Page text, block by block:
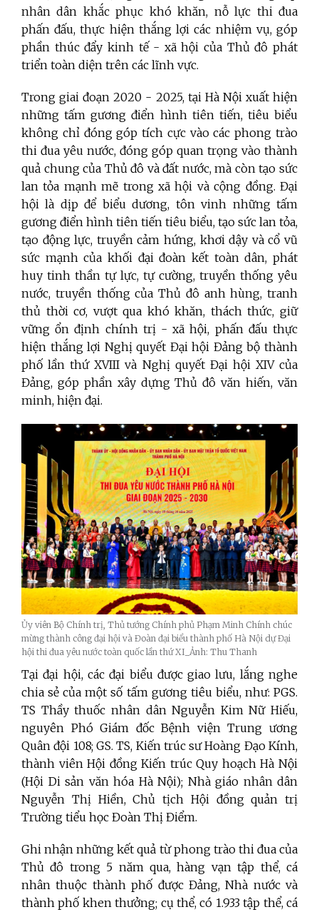
nhân dân khắc phục khó khăn, nỗ lực thi đua
phấn đấu, thực hiện thắng lợi các nhiệm vụ, góp
phần thúc đẩy kinh tế - xã hội của Thủ đô phát
triển toàn diện trên các lĩnh vực.
Trong giai đoạn 2020 - 2025, tại Hà Nội xuất hiện
những tấm gương điển hình tiên tiến, tiêu biểu
không chỉ đóng góp tích cực vào các phong trào
thi đua yêu nước, đóng góp quan trọng vào thành
quả chung của Thủ đô và đất nước, mà còn tạo sức
lan tỏa mạnh mẽ trong xã hội và cộng đồng. Đại
hội là dịp để biểu dương, tôn vinh những tấm
gương điển hình tiên tiến tiêu biểu, tạo sức lan tỏa,
tạo động lực, truyền cảm hứng, khơi dậy và cổ vũ
sức mạnh của khối đại đoàn kết toàn dân, phát
huy tinh thần tự lực, tự cường, truyền thống yêu
nước, truyền thống của Thủ đô anh hùng, tranh
thủ thời cơ, vượt qua khó khăn, thách thức, giữ
vững ổn định chính trị - xã hội, phấn đấu thực
hiện thắng lợi Nghị quyết Đại hội Đảng bộ thành
phố lần thứ XVIII và Nghị quyết Đại hội XIV của
Đảng, góp phần xây dựng Thủ đô văn hiến, văn
minh, hiện đại.
Ủy viên Bộ Chính trị, Thủ tướng Chính phủ Phạm Minh Chính chúc
mừng thành công đại hội và Đoàn đại biểu thành phố Hà Nội dự Đại
hội thi đua yêu nước toàn quốc lần thứ XI_Ảnh: Thu Thanh
Tại đại hội, các đại biểu được giao lưu, lắng nghe
chia sẻ của một số tấm gương tiêu biểu, như: PGS.
TS Thầy thuốc nhân dân Nguyễn Kim Nữ Hiếu,
nguyên Phó Giám đốc Bệnh viện Trung ương
Quân đội 108; GS. TS, Kiến trúc sư Hoàng Đạo Kính,
thành viên Hội đồng Kiến trúc Quy hoạch Hà Nội
(Hội Di sản văn hóa Hà Nội); Nhà giáo nhân dân
Nguyễn Thị Hiền, Chủ tịch Hội đồng quản trị
Trường tiểu học Đoàn Thị Điểm.
Ghi nhận những kết quả từ phong trào thi đua của
Thủ đô trong 5 năm qua, hàng vạn tập thể, cá
nhân thuộc thành phố được Đảng, Nhà nước và
thành phố khen thưởng; cụ thể, có 1.933 tập thể, cá